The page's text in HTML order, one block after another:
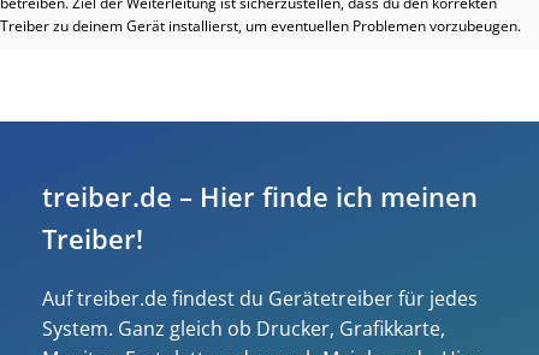
Treiber zu deinem Gerät installierst, um eventuellen Problemen vorzubeugen.
treiber.de – Hier finde ich meinen
Treiber!
Auf treiber.de findest du Gerätetreiber für jedes
System. Ganz gleich ob Drucker, Grafikkarte,